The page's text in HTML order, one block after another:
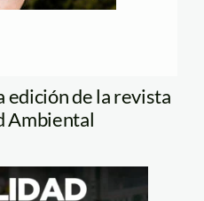
edición de la revista
Ambiental